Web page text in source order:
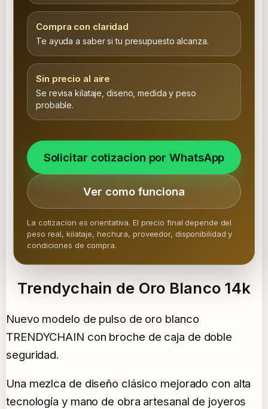
Compra con claridad
Te ayuda a saber si tu presupuesto alcanza.
Sin precio al aire
Se revisa kilataje, diseno, medida y peso
probable.
Solicitar cotizacion por WhatsApp
Ver como funciona
La cotizacion es orientativa. El precio final depende del
peso real, kilataje, hechura, proveedor, disponibilidad y
condiciones de compra.
Trendychain de Oro Blanco 14k
Nuevo modelo de pulso de oro blanco
TRENDYCHAIN con broche de caja de doble
seguridad.
Una mezlca de diseño clásico mejorado con alta
tecnología y mano de obra artesanal de joyeros